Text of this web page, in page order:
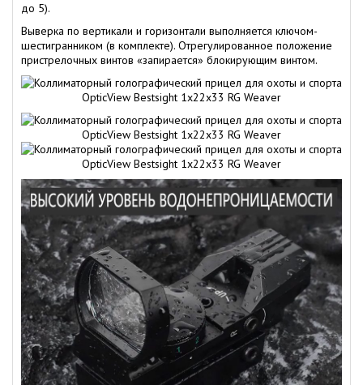
до 5).
Выверка по вертикали и горизонтали выполняется ключом-
шестигранником (в комплекте). Отрегулированное положение
пристрелочных винтов «запирается» блокирующим винтом.